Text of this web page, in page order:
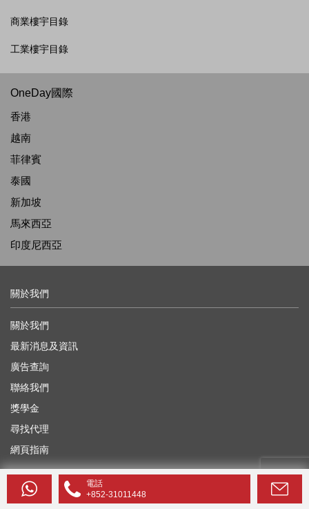
電話
+852-31011448
商業樓宇目錄
工業樓宇目錄
OneDay國際
香港
越南
菲律賓
泰國
新加坡
馬來西亞
印度尼西亞
關於我們
關於我們
最新消息及資訊
廣告查詢
聯絡我們
獎學金
尋找代理
網頁指南
有用的信息